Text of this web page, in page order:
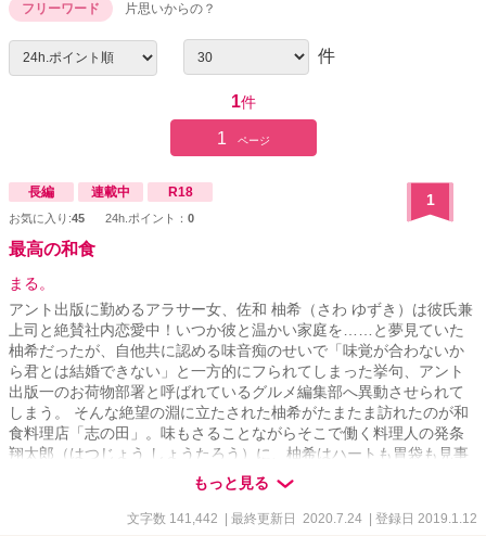
フリーワード 片思いからの？
件
1件
1 ページ
長編 連載中 R18
お気に入り:45 24h.ポイント： 0
1
最高の和食
まる。
アント出版に勤めるアラサー女、佐和 柚希（さわ ゆずき）は彼氏兼
上司と絶賛社内恋愛中！いつか彼と温かい家庭を……と夢見ていた
柚希だったが、自他共に認める味音痴のせいで「味覚が合わないか
ら君とは結婚できない」と一方的にフられてしまった挙句、アント
出版一のお荷物部署と呼ばれているグルメ編集部へ異動させられて
しまう。 そんな絶望の淵に立たされた柚希がたまたま訪れたのが和
食料理店「志の田」。味もさることながらそこで働く料理人の発条
翔太郎（はつじょう しょうたろう）に、柚希はハートも胃袋も見事
に打ち抜かれ……。 味音痴なグルメ雑誌編集者でポジティブアラサ
ー女の、恋と仕事を一生懸命頑張るお話。
もっと見る
文字数 141,442 | 最終更新日 2020.7.24 | 登録日 2019.1.12